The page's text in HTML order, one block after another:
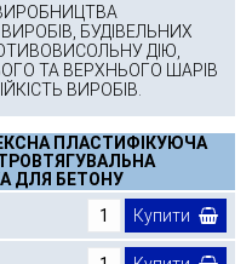
БУДІВЕЛЬНИХ
ДІЮ,
ТА ВЕРХНЬОГО ШАРІВ
ВИРОБІВ.
ПЛАСТИФІКУЮЧА
ДЛЯ БЕТОНУ
Купити